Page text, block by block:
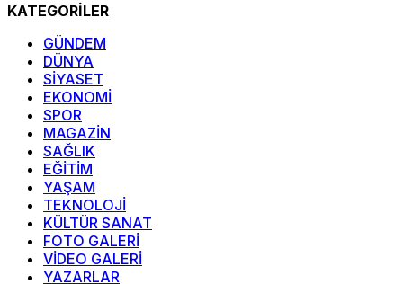
KATEGORİLER
GÜNDEM
DÜNYA
SİYASET
EKONOMİ
SPOR
MAGAZİN
SAĞLIK
EĞİTİM
YAŞAM
TEKNOLOJİ
KÜLTÜR SANAT
FOTO GALERİ
VİDEO GALERİ
YAZARLAR